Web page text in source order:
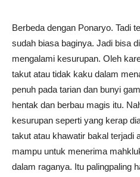
Berbeda dengan Ponaryo. Tadi
sudah biasa baginya. Jadi bisa
mengalami kesurupan. Oleh
takut atau tidak kaku dalam
penuh pada tarian dan bunyi
hentak dan berbau magis itu.
kesurupan seperti yang kerap
takut atau khawatir bakal terjadi
mampu untuk menerima
dalam raganya. Itu palingpaling